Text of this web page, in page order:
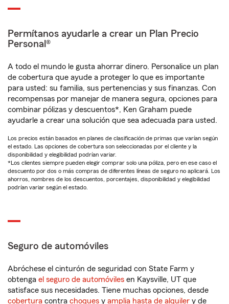
Permítanos ayudarle a crear un Plan Precio
Personal®
A todo el mundo le gusta ahorrar dinero. Personalice un plan
de cobertura que ayude a proteger lo que es importante
para usted: su familia, sus pertenencias y sus finanzas. Con
recompensas por manejar de manera segura, opciones para
combinar pólizas y descuentos*, Ken Graham puede
ayudarle a crear una solución que sea adecuada para usted.
Los precios están basados en planes de clasificación de primas que varían según
el estado. Las opciones de cobertura son seleccionadas por el cliente y la
disponibilidad y elegibilidad podrían variar.
*Los clientes siempre pueden elegir comprar solo una póliza, pero en ese caso el
descuento por dos o más compras de diferentes líneas de seguro no aplicará. Los
ahorros, nombres de los descuentos, porcentajes, disponibilidad y elegibilidad
podrían variar según el estado.
Seguro de automóviles
Abróchese el cinturón de seguridad con State Farm y
obtenga el seguro de automóviles en Kaysville, UT que
satisface sus necesidades. Tiene muchas opciones, desde
cobertura contra choques y amplia hasta de alquiler y de